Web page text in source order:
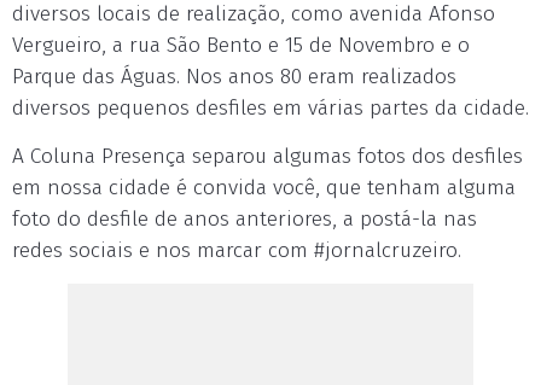
diversos locais de realização, como avenida Afonso
Vergueiro, a rua São Bento e 15 de Novembro e o
Parque das Águas. Nos anos 80 eram realizados
diversos pequenos desfiles em várias partes da cidade.
A Coluna Presença separou algumas fotos dos desfiles
em nossa cidade é convida você, que tenham alguma
foto do desfile de anos anteriores, a postá-la nas
redes sociais e nos marcar com #jornalcruzeiro.